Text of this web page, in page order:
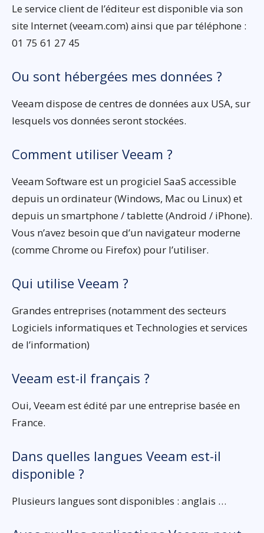
Le service client de l’éditeur est disponible via son
site Internet (veeam.com) ainsi que par téléphone :
01 75 61 27 45
Ou sont hébergées mes données ?
Veeam dispose de centres de données aux USA, sur
lesquels vos données seront stockées.
Comment utiliser Veeam ?
Veeam Software est un progiciel SaaS accessible
depuis un ordinateur (Windows, Mac ou Linux) et
depuis un smartphone / tablette (Android / iPhone).
Vous n’avez besoin que d’un navigateur moderne
(comme Chrome ou Firefox) pour l’utiliser.
Qui utilise Veeam ?
Grandes entreprises (notamment des secteurs
Logiciels informatiques et Technologies et services
de l’information)
Veeam est-il français ?
Oui, Veeam est édité par une entreprise basée en
France.
Dans quelles langues Veeam est-il
disponible ?
Plusieurs langues sont disponibles : anglais …